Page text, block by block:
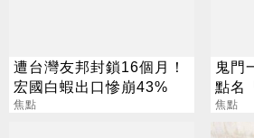
遭台灣友邦封鎖16個月！
宏國白蝦出口慘崩43%
焦點
鬼門
點名
大翻身
焦點